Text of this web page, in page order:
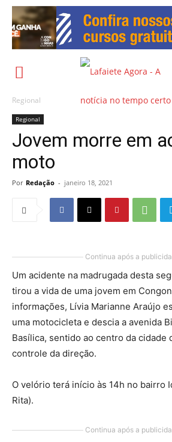
Regional
Regional
Jovem morre em
moto
Por Redação - janeiro 18, 2021
Continua após a
Um acidente na madrugada desta
tirou a vida de uma jovem em
informações, Lívia Marianne Araújo
uma motocicleta e descia a avenida
Basílica, sentido ao centro da cidade
controle da direção.
O velório terá início às 14h no bairro
Rita).
Continua após a